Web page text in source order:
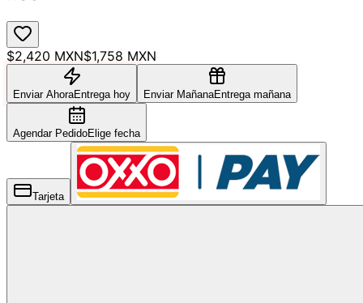
$2,420 MXN$1,758 MXN
Enviar AhoraEntrega hoy Enviar MañanaEntrega mañana
Agendar PedidoElige fecha
Tarjeta